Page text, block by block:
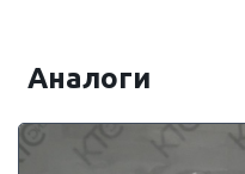
Аналоги